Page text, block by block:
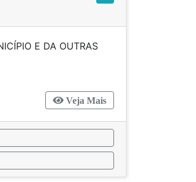
E DA OUTRAS
Veja Mais